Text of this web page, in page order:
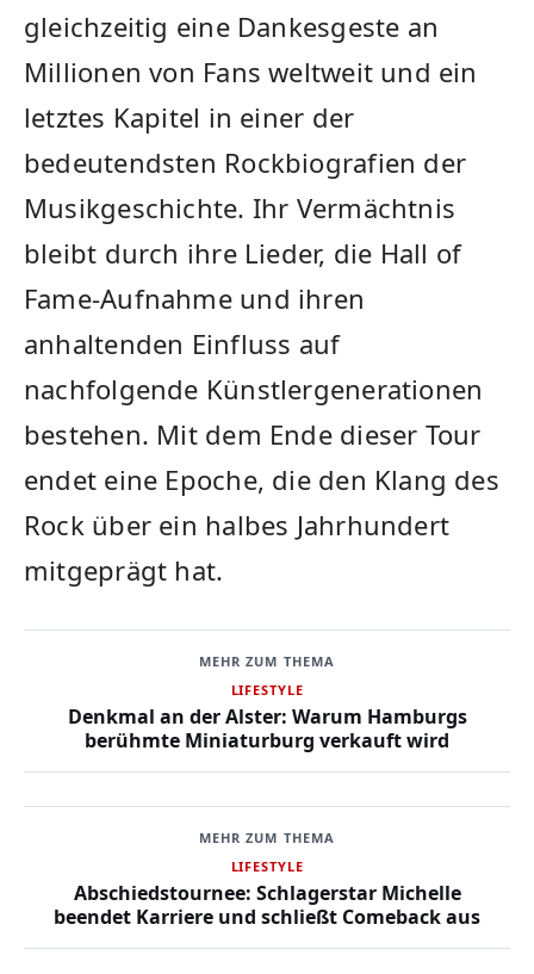
gleichzeitig eine Dankesgeste an
Millionen von Fans weltweit und ein
letztes Kapitel in einer der
bedeutendsten Rockbiografien der
Musikgeschichte. Ihr Vermächtnis
bleibt durch ihre Lieder, die Hall of
Fame-Aufnahme und ihren
anhaltenden Einfluss auf
nachfolgende Künstlergenerationen
bestehen. Mit dem Ende dieser Tour
endet eine Epoche, die den Klang des
Rock über ein halbes Jahrhundert
mitgeprägt hat.
MEHR ZUM THEMA
LIFESTYLE
Denkmal an der Alster: Warum Hamburgs
berühmte Miniaturburg verkauft wird
MEHR ZUM THEMA
LIFESTYLE
Abschiedstournee: Schlagerstar Michelle
beendet Karriere und schließt Comeback aus